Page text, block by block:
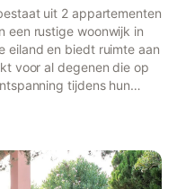
uit 2 appartementen
een rustige woonwijk in
eiland en biedt ruimte aan
voor al degenen die op
tijdens hun
goed uitgeruste keuken,
en een badkamer. Het
bevindt zich in het so...